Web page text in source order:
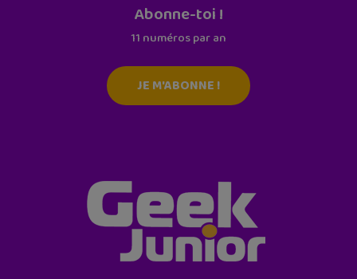
Abonne-toi !
11 numéros par an
JE M'ABONNE !